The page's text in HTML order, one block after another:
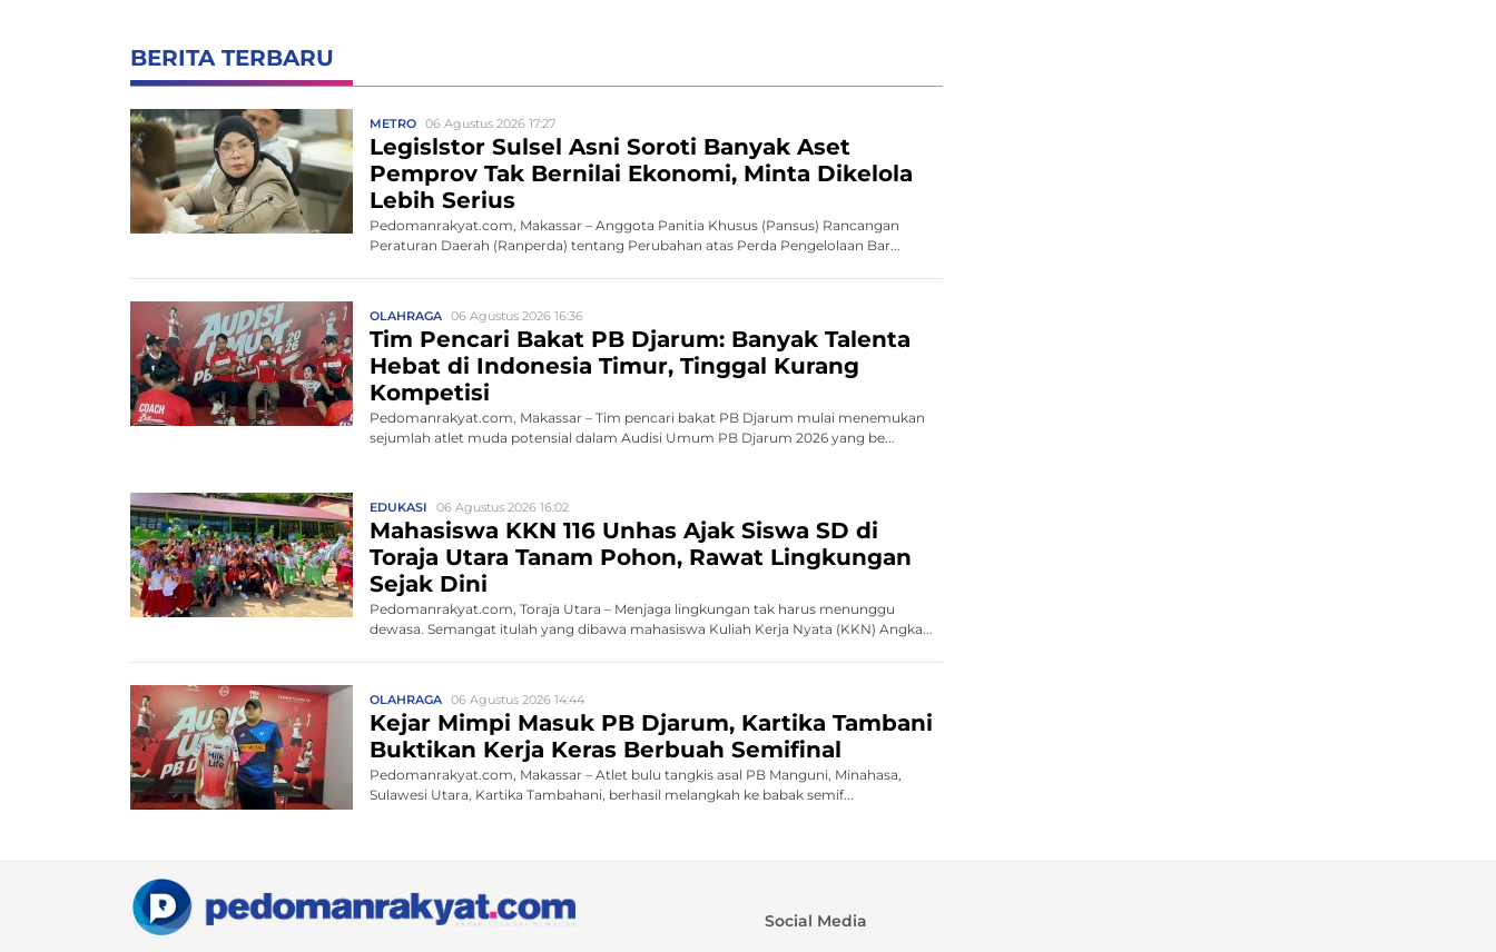
BERITA TERBARU
METRO 06 Agustus 2026 17:27
Legislstor Sulsel Asni Soroti Banyak Aset
Pemprov Tak Bernilai Ekonomi, Minta Dikelola
Lebih Serius
Pedomanrakyat.com, Makassar – Anggota Panitia Khusus (Pansus) Rancangan
Peraturan Daerah (Ranperda) tentang Perubahan atas Perda Pengelolaan Bar...
OLAHRAGA 06 Agustus 2026 16:36
Tim Pencari Bakat PB Djarum: Banyak Talenta
Hebat di Indonesia Timur, Tinggal Kurang
Kompetisi
Pedomanrakyat.com, Makassar – Tim pencari bakat PB Djarum mulai menemukan
sejumlah atlet muda potensial dalam Audisi Umum PB Djarum 2026 yang be...
EDUKASI 06 Agustus 2026 16:02
Mahasiswa KKN 116 Unhas Ajak Siswa SD di
Toraja Utara Tanam Pohon, Rawat Lingkungan
Sejak Dini
Pedomanrakyat.com, Toraja Utara – Menjaga lingkungan tak harus menunggu
dewasa. Semangat itulah yang dibawa mahasiswa Kuliah Kerja Nyata (KKN) Angka...
OLAHRAGA 06 Agustus 2026 14:44
Kejar Mimpi Masuk PB Djarum, Kartika Tambani
Buktikan Kerja Keras Berbuah Semifinal
Pedomanrakyat.com, Makassar – Atlet bulu tangkis asal PB Manguni, Minahasa,
Sulawesi Utara, Kartika Tambahani, berhasil melangkah ke babak semif...
Social Media